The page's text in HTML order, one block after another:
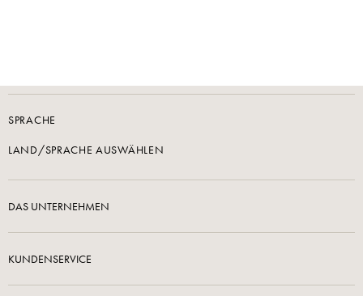
SPRACHE
LAND/SPRACHE AUSWÄHLEN
DAS UNTERNEHMEN
KUNDENSERVICE